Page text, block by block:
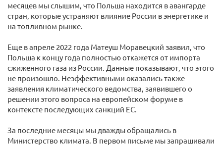
месяцев мы слышим, что Польша находится в авангарде
стран, которые устраняют влияние России в энергетике и
на топливном рынке.
Еще в апреле 2022 года Матеуш Моравецкий заявил, что
Польша к концу года полностью откажется от импорта
сжиженного газа из России. Данные показывают, что этого
не произошло. Неэффективными оказались также
заявления климатического ведомства, заявившего о
решении этого вопроса на европейском форуме в
контексте последующих санкций ЕС.
За последние месяцы мы дважды обращались в
Министерство климата. В первом письме мы запрашивали